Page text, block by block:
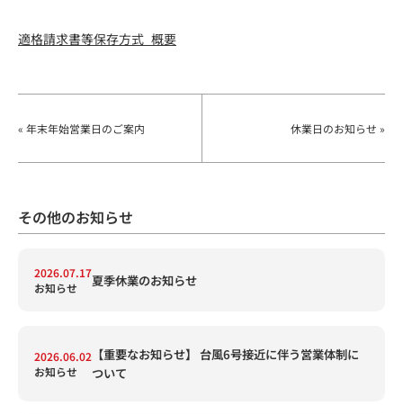
適格請求書等保存方式_概要
休業日のお知らせ »
« 年末年始営業日のご案内
その他のお知らせ
2026.07.17
お知らせ
夏季休業のお知らせ
2026.06.02
お知らせ
【重要なお知らせ】 台風6号接近に伴う営業体制に
ついて